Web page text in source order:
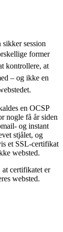
session
former
kontrollere, at
– og ikke en
en OCSP
nogle få år siden
og instant
stjålet, og
et SSL-certifikat
websted.
at certifikatet er
websted.